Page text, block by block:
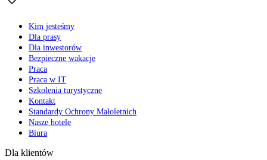
Kim jesteśmy
Dla prasy
Dla inwestorów
Bezpieczne wakacje
Praca
Praca w IT
Szkolenia turystyczne
Kontakt
Standardy Ochrony Małoletnich
Nasze hotele
Biura
Dla klientów